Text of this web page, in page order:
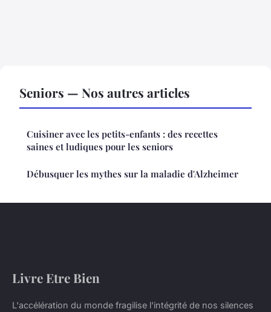
Seniors — Nos autres articles
Cuisiner avec les petits-enfants : des recettes
saines et ludiques pour les seniors
Débusquer les mythes sur la maladie d'Alzheimer
Livre Etre Bien
L'accélération du monde fragilise l'intégrité de nos silences